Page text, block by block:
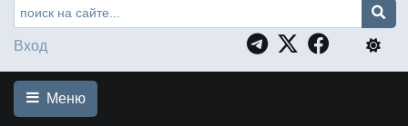
Вход
Меню